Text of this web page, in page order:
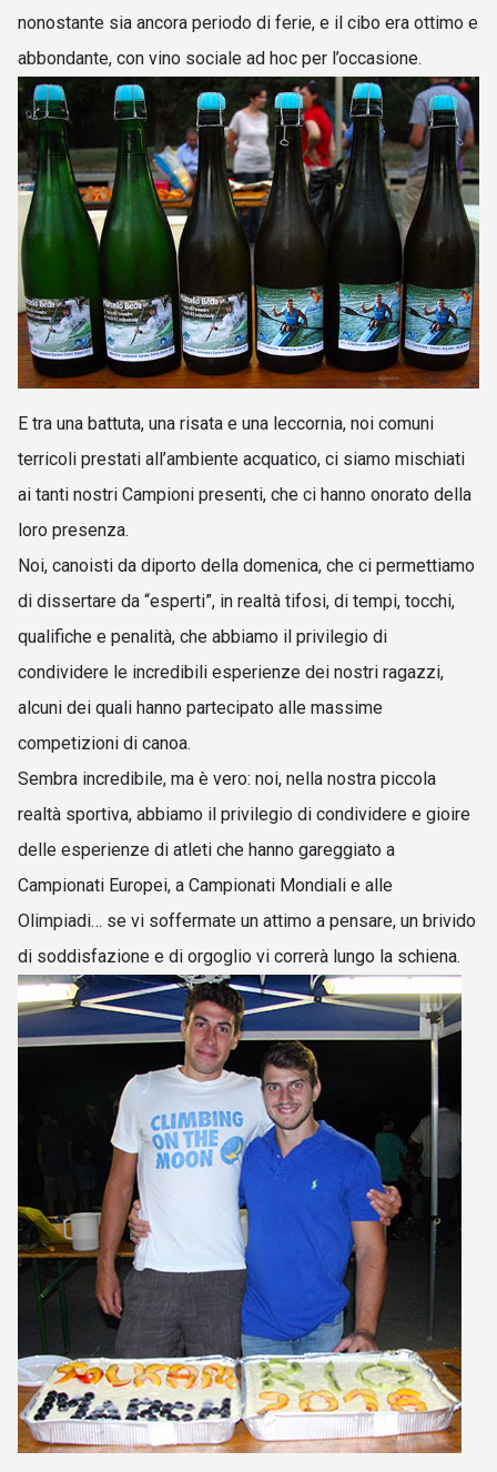
nonostante sia ancora periodo di ferie, e il cibo era ottimo e
abbondante, con vino sociale ad hoc per l’occasione.
E tra una battuta, una risata e una leccornia, noi comuni
terricoli prestati all’ambiente acquatico, ci siamo mischiati
ai tanti nostri Campioni presenti, che ci hanno onorato della
loro presenza.
Noi, canoisti da diporto della domenica, che ci permettiamo
di dissertare da “esperti”, in realtà tifosi, di tempi, tocchi,
qualifiche e penalità, che abbiamo il privilegio di
condividere le incredibili esperienze dei nostri ragazzi,
alcuni dei quali hanno partecipato alle massime
competizioni di canoa.
Sembra incredibile, ma è vero: noi, nella nostra piccola
realtà sportiva, abbiamo il privilegio di condividere e gioire
delle esperienze di atleti che hanno gareggiato a
Campionati Europei, a Campionati Mondiali e alle
Olimpiadi… se vi soffermate un attimo a pensare, un brivido
di soddisfazione e di orgoglio vi correrà lungo la schiena.